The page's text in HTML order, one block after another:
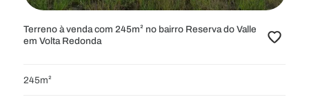
Terreno à venda com 245m² no bairro Reserva do Valle
em Volta Redonda
245m²